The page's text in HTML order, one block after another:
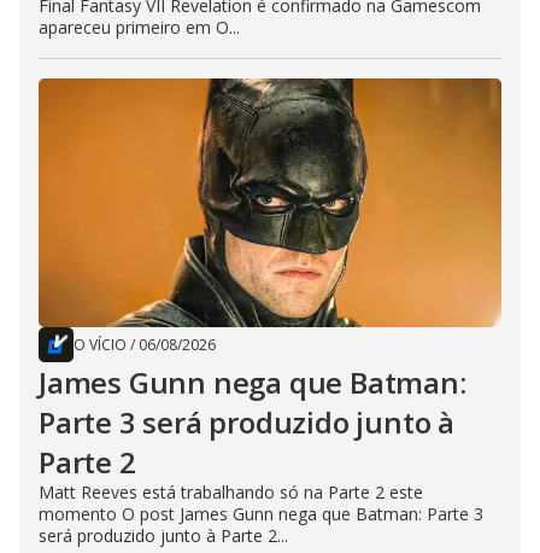
Final Fantasy VII Revelation é confirmado na Gamescom
apareceu primeiro em O...
O VÍCIO / 06/08/2026
James Gunn nega que Batman:
Parte 3 será produzido junto à
Parte 2
Matt Reeves está trabalhando só na Parte 2 este
momento O post James Gunn nega que Batman: Parte 3
será produzido junto à Parte 2...